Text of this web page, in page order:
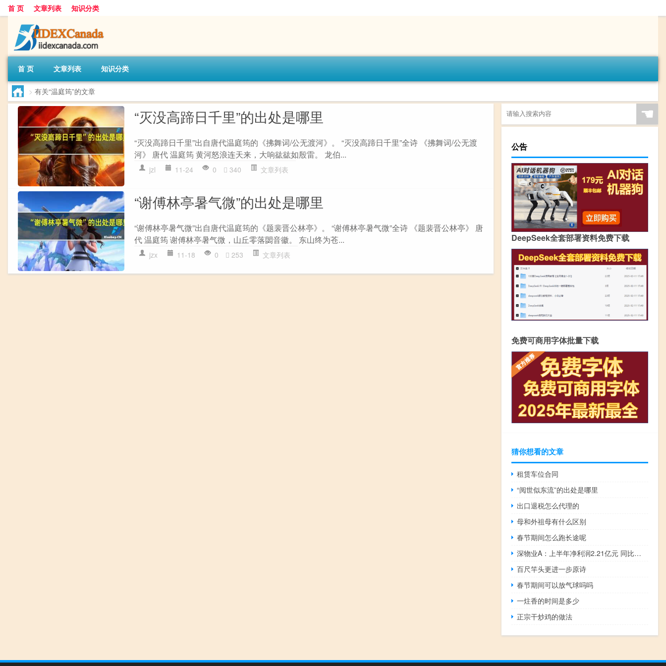
首 页 文章列表 知识分类
首 页 文章列表 知识分类
> 有关“温庭筠”的文章
“灭没高蹄日千里”的出处是哪里
“灭没高蹄日千里”出自唐代温庭筠的《拂舞词/公无渡河》。 “灭没高蹄日千里”全诗 《拂舞词/公无渡
河》 唐代 温庭筠 黄河怒浪连天来，大响谹谹如殷雷。 龙伯...
jzl 11-24 0 340 文章列表
“谢傅林亭暑气微”的出处是哪里
“谢傅林亭暑气微”出自唐代温庭筠的《题裴晋公林亭》。 “谢傅林亭暑气微”全诗 《题裴晋公林亭》 唐
代 温庭筠 谢傅林亭暑气微，山丘零落閟音徽。 东山终为苍...
jzx 11-18 0 253 文章列表
☚
公告
DeepSeek全套部署资料免费下载
免费可商用字体批量下载
猜你想看的文章
租赁车位合同
“阅世似东流”的出处是哪里
出口退税怎么代理的
母和外祖母有什么区别
春节期间怎么跑长途呢
深物业A：上半年净利润2.21亿元 同比下降11.92%
百尺竿头更进一步原诗
春节期间可以放气球吗吗
一炷香的时间是多少
正宗干炒鸡的做法